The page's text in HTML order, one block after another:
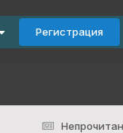
Регистрация